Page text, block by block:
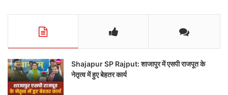
Shajapur SP Rajput: शाजापुर में एसपी राजपूत के
नेतृत्व में हुए बेहतर कार्य